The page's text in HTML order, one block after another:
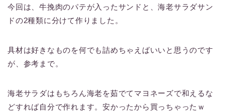
今回は、牛挽肉のパテが入ったサンドと、海老サラダサン
ドの2種類に分けて作りました。
具材は好きなものを何でも詰めちゃえばいいと思うのです
が、参考まで。
海老サラダはもちろん海老を茹でてマヨネーズで和えるな
どすれば自分で作れます。安かったから買っちゃったｗ